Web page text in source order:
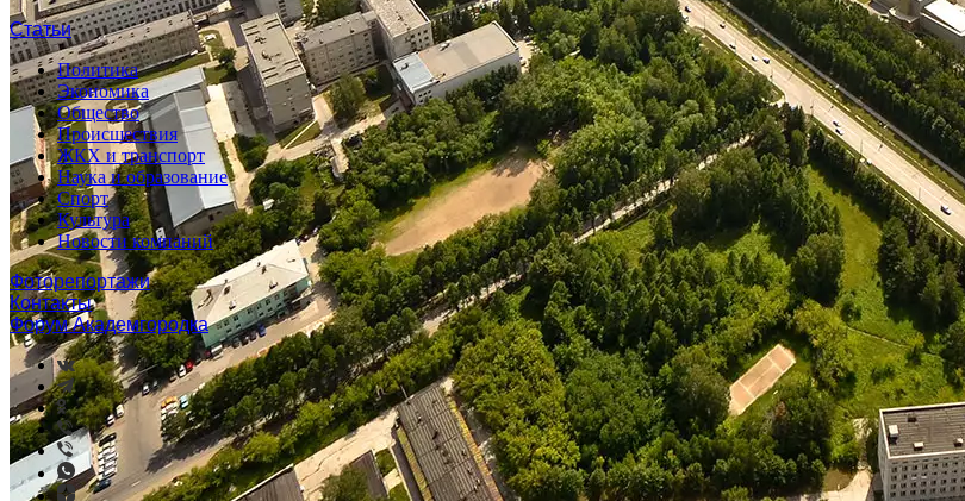
Статьи
Политика
Экономика
Общество
Происшествия
ЖКХ и транспорт
Наука и образование
Спорт
Культура
Новости компаний
Фоторепортажи
Контакты
Форум Академгородка